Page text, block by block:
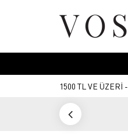
1500 TL VE ÜZERİ -